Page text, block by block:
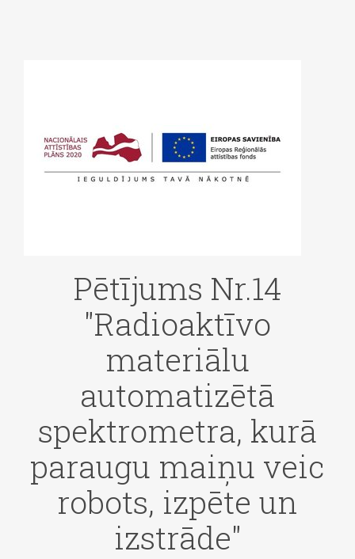
Pētījums Nr.14
"Radioaktīvo
materiālu
automatizētā
spektrometra, kurā
paraugu maiņu veic
robots, izpēte un
izstrāde"